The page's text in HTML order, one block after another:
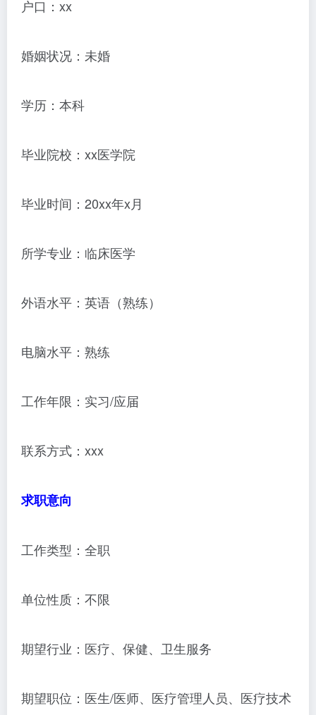
户口：xx
婚姻状况：未婚
学历：本科
毕业院校：xx医学院
毕业时间：20xx年x月
所学专业：临床医学
外语水平：英语（熟练）
电脑水平：熟练
工作年限：实习/应届
联系方式：xxx
求职意向
工作类型：全职
单位性质：不限
期望行业：医疗、保健、卫生服务
期望职位：医生/医师、医疗管理人员、医疗技术